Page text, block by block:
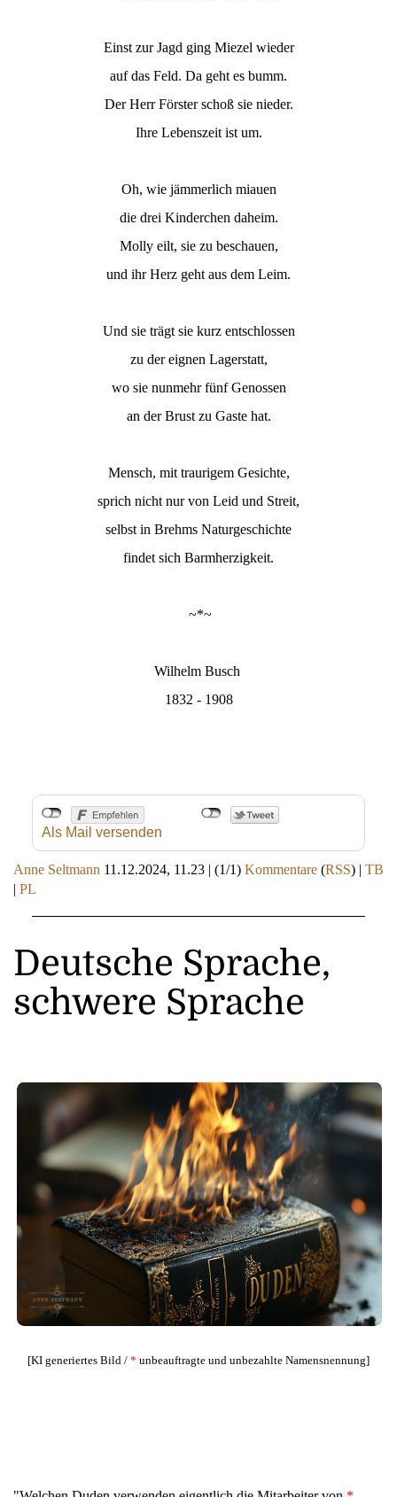
Einst zur Jagd ging Miezel wieder
auf das Feld. Da geht es bumm.
Der Herr Förster schoß sie nieder.
Ihre Lebenszeit ist um.
Oh, wie jämmerlich miauen
die drei Kinderchen daheim.
Molly eilt, sie zu beschauen,
und ihr Herz geht aus dem Leim.
Und sie trägt sie kurz entschlossen
zu der eignen Lagerstatt,
wo sie nunmehr fünf Genossen
an der Brust zu Gaste hat.
Mensch, mit traurigem Gesichte,
sprich nicht nur von Leid und Streit,
selbst in Brehms Naturgeschichte
findet sich Barmherzigkeit.
~*~
Wilhelm Busch
1832 - 1908
Als Mail versenden
Anne Seltmann 11.12.2024, 11.23 | (1/1) Kommentare (RSS) | TB
| PL
Deutsche Sprache,
schwere Sprache
[KI generiertes Bild / * unbeauftragte und unbezahlte Namensnennung]